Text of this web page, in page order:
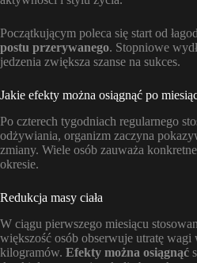
Początkującym poleca się start od
postu przerywanego. Stopniowe
jedzenia zwiększa szanse na sukces.
Jakie efekty można osiągnąć po
Po czterech tygodniach regularnego
odżywiania, organizm zaczyna
zmiany. Wiele osób zauważa
okresie.
Redukcja masy ciała
W ciągu pierwszego miesiącu
większość osób obserwuje utratę wagi
kilogramów. Efekty można osiągnąć